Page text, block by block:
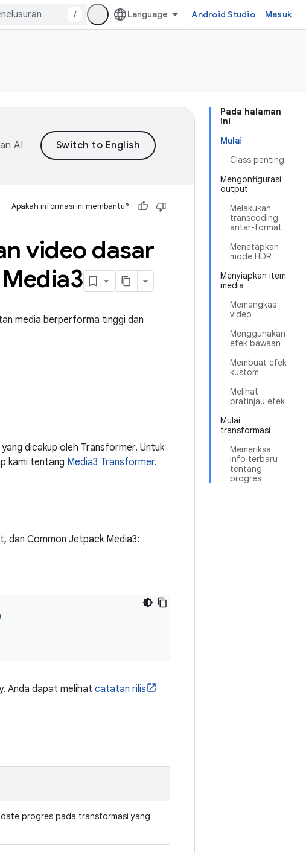
/ Android Studio Masuk
Pada halaman
ini
Mulai
Class penting
Mengonfigurasi
output
Melakukan
transcoding
antar-format
Menetapkan
mode HDR
Menyiapkan item
media
Memangkas
video
Menggunakan
efek bawaan
Membuat efek
kustom
Melihat
pratinjau efek
Mulai
transformasi
Memeriksa
info terbaru
tentang
progres
AI
Apakah informasi ini membantu?
video dasar
media berperforma tinggi dan
dicakup oleh Transformer. Untuk
kami tentang Media3 Transformer.
dan Common Jetpack Media3:
Anda dapat melihat catatan rilis
progres pada transformasi yang